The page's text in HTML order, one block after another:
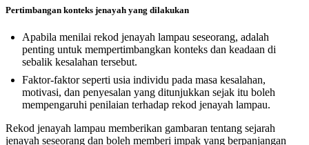
Pertimbangan konteks jenayah yang dilakukan
Apabila menilai rekod jenayah lampau seseorang, adalah
penting untuk mempertimbangkan konteks dan keadaan di
sebalik kesalahan tersebut.
Faktor-faktor seperti usia individu pada masa kesalahan,
motivasi, dan penyesalan yang ditunjukkan sejak itu boleh
mempengaruhi penilaian terhadap rekod jenayah lampau.
Rekod jenayah lampau memberikan gambaran tentang sejarah
jenayah seseorang dan boleh memberi impak yang berpanjangan